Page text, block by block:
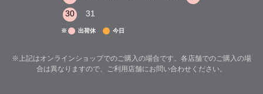
30
31
※ 出荷休 今日
※上記はオンラインショップでのご購入の場合です。各店舗でのご購入の場
合は異なりますので、ご利用店舗にお問い合わせください。